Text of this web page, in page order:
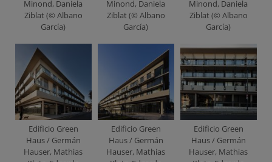
Minond, Daniela
Ziblat (© Albano
García)
Minond, Daniela
Ziblat (© Albano
García)
Minond, Daniela
Ziblat (© Albano
García)
Edificio Green
Haus / Germán
Hauser, Mathias
Edificio Green
Haus / Germán
Hauser, Mathias
Edificio Green
Haus / Germán
Hauser, Mathias